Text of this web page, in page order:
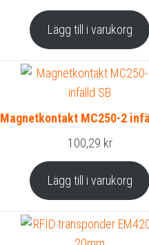
Lägg till i varukorg
Magnetkontakt MC250-2
100,29 kr
Lägg till i varukorg